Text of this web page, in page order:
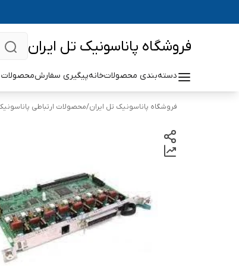
فروشگاه پاناسونیک تل ایران
دسته‌بندی محصولاتخانهپیگیری سفارشمحصولات
فروشگاه پاناسونیک تل ایران/محصولات ارتباطی